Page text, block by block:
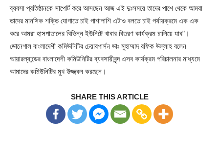
ব্যবসা প্রতিষ্ঠানকে সাপোর্ট করে আসছেন আজ এই দুঃসময়ে তাদের পাশে থেকে আমরা
তাদের মানসিক শক্তি যোগাতে চাই পাশাপাশি এটাও বলতে চাই পর্যায়ক্রমে এক এক
করে আমরা হাসপাতালের বিভিন্ন ইউনিটে খাবার বিতরণ কার্যক্রম চালিয়ে যাব”।
ডোনেগাল বাংলাদেশী কমিউনিটির চেয়ারপার্সন ডাঃ মুহাম্মাদ রফিক উল্লাহ বলেন
আয়ারল্যান্ডের বাংলাদেশী কমিউনিটির ব্যবসায়ীবৃন্দ এসব কার্যক্রম পরিচালনার মাধ্যমে
আমাদের কমিউনিটির মুখ উজ্জ্বল করছেন।
SHARE THIS ARTICLE